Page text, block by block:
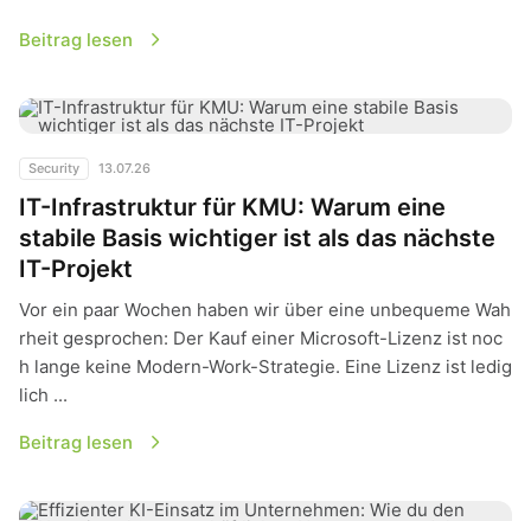
Beitrag lesen
Security 13.07.26
IT-Infrastruktur für KMU: Warum eine
stabile Basis wichtiger ist als das nächste
IT-Projekt
Vor ein paar Wochen haben wir über eine unbequeme Wah
rheit gesprochen: Der Kauf einer Microsoft-Lizenz ist noc
h lange keine Modern-Work-Strategie. Eine Lizenz ist ledig
lich ...
Beitrag lesen
IT-Infrastruktur für KMU: Warum eine stabile Basis wichtiger
Effizienter KI-Einsatz im Unternehmen: Wie du den Hype in